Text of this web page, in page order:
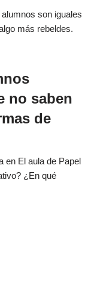
son iguales
más rebeldes.
no saben
de
en El aula de Papel
¿En qué